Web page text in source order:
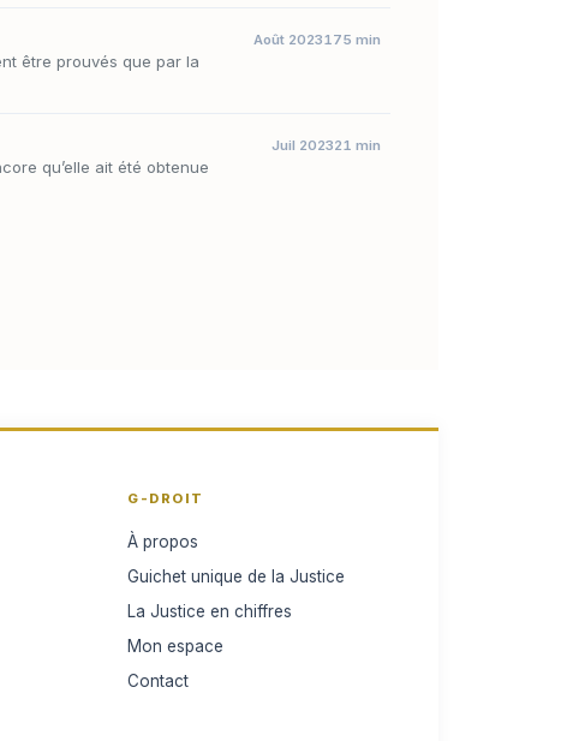
être prouvés que par la
Août 2023175 min
qu’elle ait été obtenue
Juil 202321 min
G-DROIT
À propos
Guichet unique de la Justice
La Justice en chiffres
Mon espace
Contact